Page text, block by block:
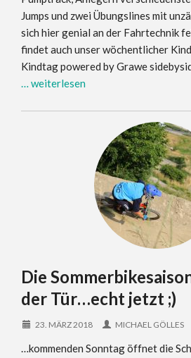
Jumps und zwei Übungslines mit
sich hier genial an der Fahrtechnik
findet auch unser wöchentlicher
Kindtag powered by Grawe
… weiterlesen
Die
der Tür…echt jetzt ;)
23. MÄRZ 2018 MICHAEL GÖLLES
…kommenden Sonntag öffnet die